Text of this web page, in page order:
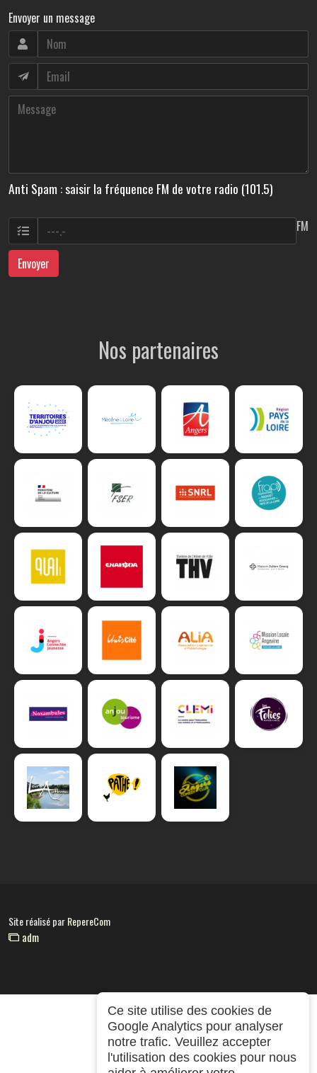
Envoyer un message
Anti Spam : saisir la fréquence FM de votre radio (101.5)
FM
Envoyer
Nos partenaires
Site réalisé parRepereCom
adm
Ce site utilise des cookies de
Google Analytics pour analyser
notre trafic. Veuillez accepter
l'utilisation des cookies pour nous